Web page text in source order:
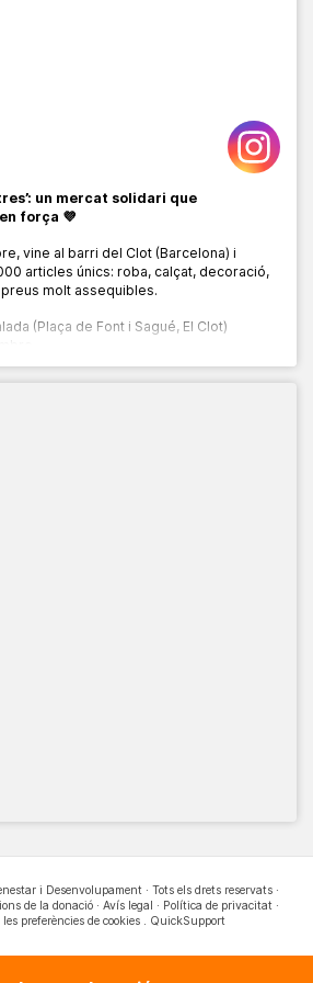
un mercat solidari que
força 💜
vine al barri del Clot (Barcelona) i
articles únics: roba, calçat, decoració,
molt assequibles.
(Plaça de Font i Sagué, El Clot)
i Desenvolupament · Tots els drets reservats ·
de la donació · Avís legal · Política de privacitat ·
preferències de cookies . QuickSupport